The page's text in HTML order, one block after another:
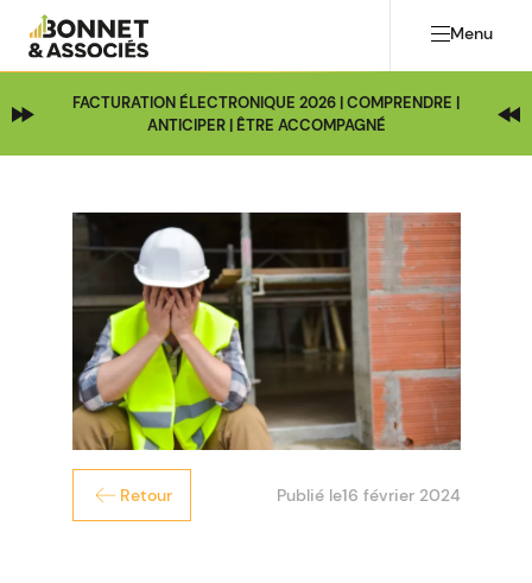
Menu
FACTURATION ÉLECTRONIQUE 2026 | COMPRENDRE |
ANTICIPER | ÊTRE ACCOMPAGNÉ
Retour Publié le16 février 2024